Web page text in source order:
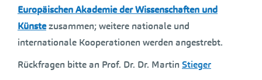
Europäischen Akademie der Wissenschaften und
Künstezusammen; weitere nationale und
internationale Kooperationen werden angestrebt.
Rückfragen bitte an Prof. Dr. Dr. Martin Stieger